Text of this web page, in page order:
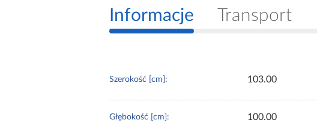
Informacje Transport
Szerokość [cm]: 103.00
Głębokość [cm]: 100.00